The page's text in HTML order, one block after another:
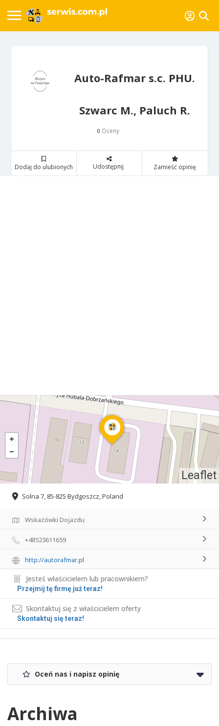
Auto-Rafmar s.c. PHU.
Szwarc M., Paluch R.
0 Oceny
Dodaj do ulubionych Udostępnij Zamieść opinię
Leaflet
Solna 7, 85-825 Bydgoszcz, Poland
Wskazówki Dojazdu
+48523611659
http://autorafmar.pl
Jesteś właścicielem lub pracownikiem?
Przejmij tę firmę już teraz!
Skontaktuj się z właścicielem oferty
Skontaktuj się teraz!
Oceń nas i napisz opinię
Archiwa